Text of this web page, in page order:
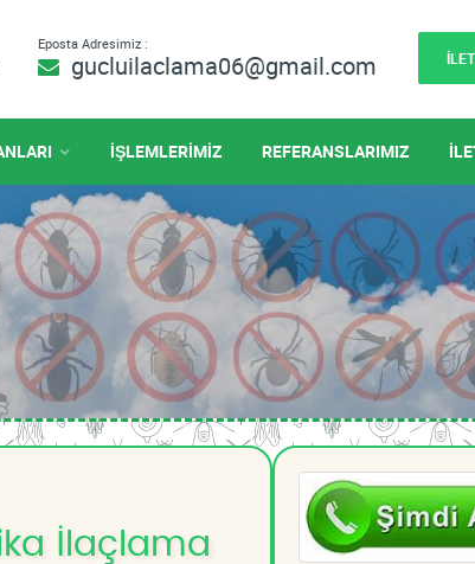
Eposta Adresimiz :
gucluilaclama06@gmail.com
İŞLEMLERİMİZ REFERANSLARIMIZ
İlaçlama